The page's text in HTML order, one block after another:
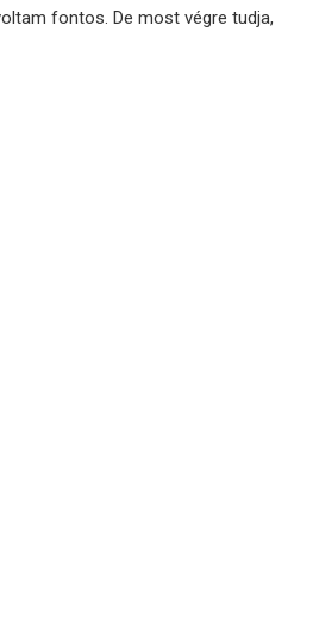
fontos. De most végre tudja,